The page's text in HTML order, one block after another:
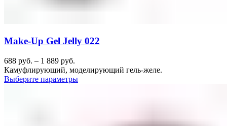
Make-Up Gel Jelly 022
688 руб. – 1 889 руб.
Камуфлирующий, моделирующий гель-желе.
Выберите параметры